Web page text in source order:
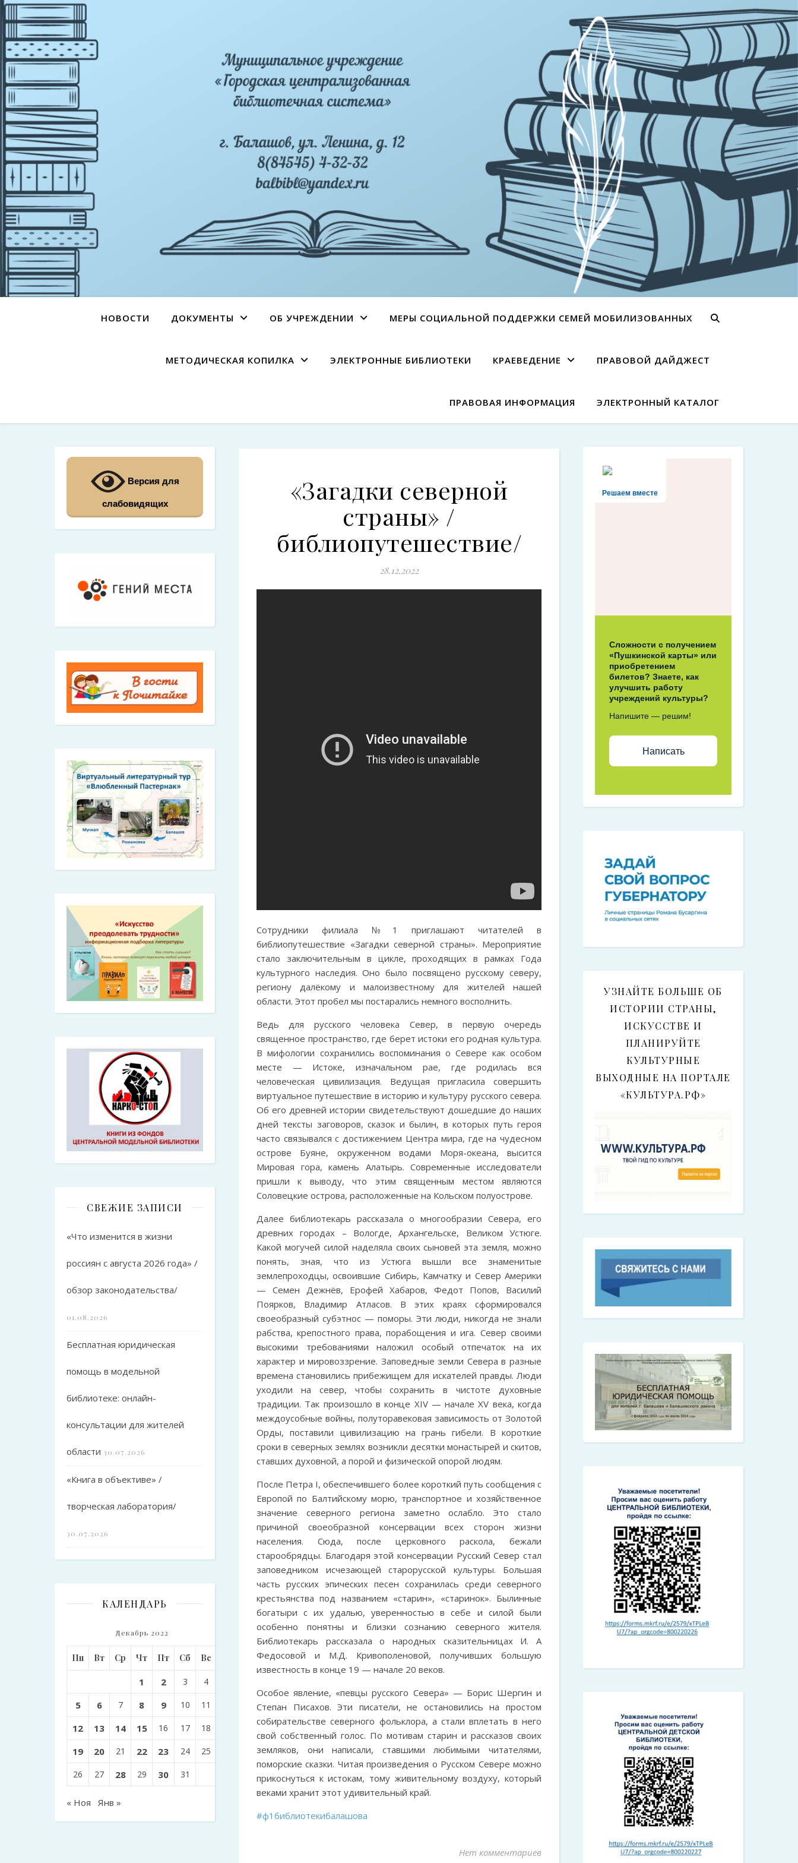
НОВОСТИ ДОКУМЕНТЫ ОБ УЧРЕЖДЕНИИ МЕРЫ СОЦИАЛЬНОЙ ПОДДЕРЖКИ СЕМЕЙ МОБИЛИЗОВАННЫХ
МЕТОДИЧЕСКАЯ КОПИЛКА ЭЛЕКТРОННЫЕ БИБЛИОТЕКИ КРАЕВЕДЕНИЕ ПРАВОВОЙ ДАЙДЖЕСТ
ПРАВОВАЯ ИНФОРМАЦИЯ ЭЛЕКТРОННЫЙ КАТАЛОГ
Версия для
слабовидящих
СВЕЖИЕ ЗАПИСИ
«Что изменится в жизни
россиян с августа 2026 года» /
обзор законодательства/
01.08.2026
Бесплатная юридическая
помощь в модельной
библиотеке: онлайн-
консультации для жителей
области 30.07.2026
«Книга в объективе» /
творческая лаборатория/
30.07.2026
КАЛЕНДАРЬ
Декабрь 2022
Пн Вт Ср Чт Пт Сб Вс
1 2 3 4
5 6 7 8 9 10 11
12 13 14 15 16 17 18
19 20 21 22 23 24 25
26 27 28 29 30 31
« Ноя Янв »
«Загадки северной
страны» /
библиопутешествие/
28.12.2022
Сотрудники филиала №1 приглашают читателей в
библиопутешествие «Загадки северной страны». Мероприятие
стало заключительным в цикле, проходящих в рамках Года
культурного наследия. Оно было посвящено русскому северу,
региону далёкому и малоизвестному для жителей нашей
области. Этот пробел мы постарались немного восполнить.
Ведь для русского человека Север, в первую очередь
священное пространство, где берет истоки его родная культура.
В мифологии сохранились воспоминания о Севере как особом
месте — Истоке, изначальном рае, где родилась вся
человеческая цивилизация. Ведущая пригласила совершить
виртуальное путешествие в историю и культуру русского севера.
Об его древней истории свидетельствуют дошедшие до наших
дней тексты заговоров, сказок и былин, в которых путь героя
часто связывался с достижением Центра мира, где на чудесном
острове Буяне, окруженном водами Моря-океана, высится
Мировая гора, камень Алатырь. Современные исследователи
пришли к выводу, что этим священным местом являются
Соловецкие острова, расположенные на Кольском полуострове.
Далее библиотекарь рассказала о многообразии Севера, его
древних городах – Вологде, Архангельске, Великом Устюге.
Какой могучей силой наделяла своих сыновей эта земля, можно
понять, зная, что из Устюга вышли все знаменитые
землепроходцы, освоившие Сибирь, Камчатку и Север Америки
— Семен Дежнёв, Ерофей Хабаров, Федот Попов, Василий
Поярков, Владимир Атласов. В этих краях сформировался
своеобразный субэтнос — поморы. Эти люди, никогда не знали
рабства, крепостного права, порабощения и ига. Север своими
высокими требованиями наложил особый отпечаток на их
характер и мировоззрение. Заповедные земли Севера в разные
времена становились прибежищем для искателей правды. Люди
уходили на север, чтобы сохранить в чистоте духовные
традиции. Так произошло в конце XIV — начале XV века, когда
междоусобные войны, полуторавековая зависимость от Золотой
Орды, поставили цивилизацию на грань гибели. В короткие
сроки в северных землях возникли десятки монастырей и скитов,
ставших духовной, а порой и физической опорой людям.
После Петра I, обеспечившего более короткий путь сообщения с
Европой по Балтийскому морю, транспортное и хозяйственное
значение северного региона заметно ослабло. Это стало
причиной своеобразной консервации всех сторон жизни
населения. Сюда, после церковного раскола, бежали
старообрядцы. Благодаря этой консервации Русский Север стал
заповедником исчезающей старорусской культуры. Большая
часть русских эпических песен сохранилась среди северного
крестьянства под названием «старин», «старинок». Былинные
богатыри с их удалью, уверенностью в себе и силой были
особенно понятны и близки сознанию северного жителя.
Библиотекарь рассказала о народных сказительницах И. А
Федосовой и М.Д. Кривополеновой, получивших большую
известность в конце 19 — начале 20 веков.
Особое явление, «певцы русского Севера» — Борис Шергин и
Степан Писахов. Эти писатели, не остановились на простом
собирательстве северного фольклора, а стали вплетать в него
свой собственный голос. По мотивам старин и рассказов своих
земляков, они написали, ставшими любимыми читателями,
поморские сказки. Читая произведения о Русском Севере можно
прикоснуться к истокам, тому живительному воздуху, который
веками хранит этот удивительный край.
#ф1библиотекибалашова
Нет комментариев
Решаем вместе
Сложности с получением
«Пушкинской карты» или
приобретением
билетов? Знаете, как
улучшить работу
учреждений культуры?
Напишите — решим!
Написать
УЗНАЙТЕ БОЛЬШЕ ОБ
ИСТОРИИ СТРАНЫ,
ИСКУССТВЕ И
ПЛАНИРУЙТЕ
КУЛЬТУРНЫЕ
ВЫХОДНЫЕ НА ПОРТАЛЕ
«КУЛЬТУРА.РФ»